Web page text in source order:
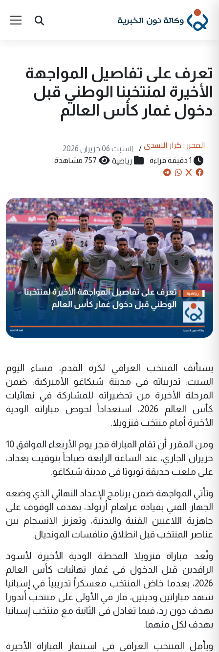
تعرف على تفاصيل المواجهة
الأخيرة لمنتخبنا الوطني قبل
دخول غمار كأس العالم
المحرر : كرار الاسدي /
السبت 06 حزيران 2026
1 دقيقة قراءة
رياضية 757 مشاهدة
يستأنف المنتخب العراقي لكرة القدم، مساء اليوم
السبت، تدريباته في مدينة شيكاغو الأميركية، ضمن
المرحلة الأخيرة من تحضيراته للمشاركة في نهائيات
كأس العالم 2026، استعداداً لخوض مباراته الودية
الأخيرة أمام منتخب فنزويلا.
ومن المقرر أن تقام المباراة فجر يوم الأربعاء الموافق 10
حزيران الجاري، عند الساعة الرابعة صباحاً بتوقيت بغداد،
على ملعب حديقة تويوتا في مدينة شيكاغو.
وتأتي المواجهة ضمن برنامج الإعداد النهائي الذي وضعه
الجهاز الفني بقيادة غراهام أرنولد، بهدف الوقوف على
جاهزية اللاعبين الفنية والبدنية، وتعزيز الانسجام بين
عناصر المنتخب قبل انطلاق منافسات المونديال.
وتُعد مباراة فنزويلا المحطة الودية الأخيرة لأسود
الرافدين قبل الدخول في غمار نهائيات كأس العالم
2026، بعدما خاض المنتخب معسكراً تدريبياً في إسبانيا
شهد مباراتين وديتين، فاز في الأولى على منتخب أندورا
بهدف دون رد، فيما تعادل في الثانية مع منتخب إسبانيا
بهدف لكل منهما.
ويأمل المنتخب العراقي في استثمار المباراة الأخيرة